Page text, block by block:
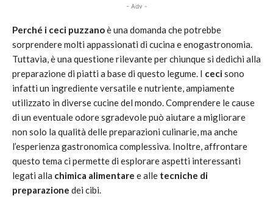
- Adv -
Perché i ceci puzzanoè una domanda che potrebbe
sorprendere molti appassionati di cucina e enogastronomia.
Tuttavia, è una questione rilevante per chiunque si dedichi alla
preparazione di piatti a base di questo legume. I cecisono
infatti un ingrediente versatile e nutriente, ampiamente
utilizzato in diverse cucine del mondo. Comprendere le cause
di un eventuale odore sgradevole può aiutare a migliorare
non solo la qualità delle preparazioni culinarie, ma anche
l’esperienza gastronomica complessiva. Inoltre, affrontare
questo tema ci permette di esplorare aspetti interessanti
legati alla chimica alimentare e alle tecniche di
preparazione dei cibi.